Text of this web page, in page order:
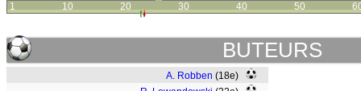
1 10 20 30 40 50
BUTEURS
A. Robben (18e)